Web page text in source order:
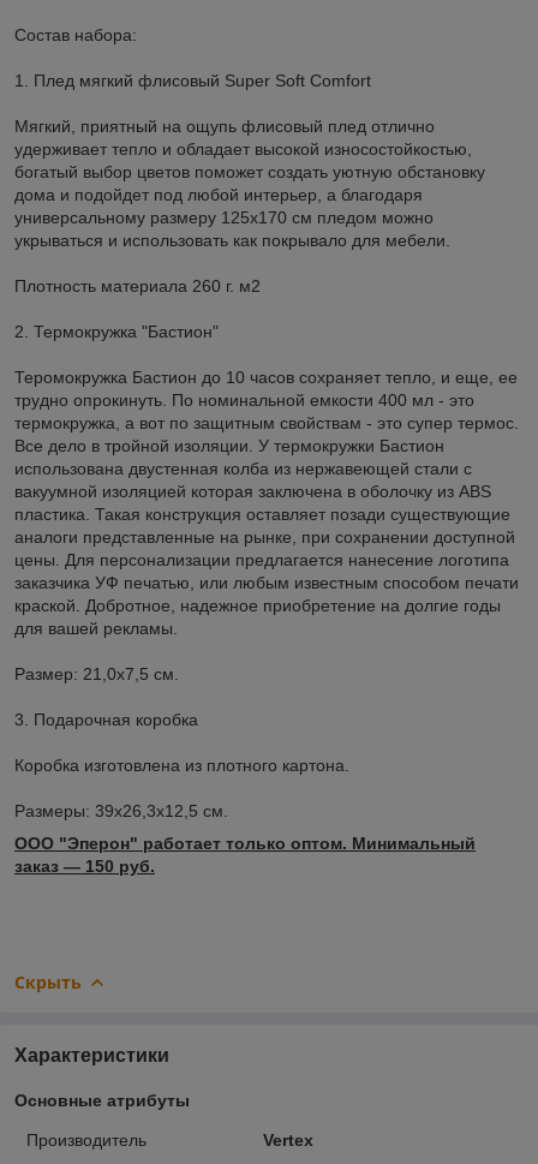
Состав набора:
1. Плед мягкий флисовый Super Soft Comfort
Мягкий, приятный на ощупь флисовый плед отлично
удерживает тепло и обладает высокой износостойкостью,
богатый выбор цветов поможет создать уютную обстановку
дома и подойдет под любой интерьер, а благодаря
универсальному размеру 125х170 см пледом можно
укрываться и использовать как покрывало для мебели.
Плотность материала 260 г. м2
2. Термокружка "Бастион"
Теромокружка Бастион до 10 часов сохраняет тепло, и еще, ее
трудно опрокинуть. По номинальной емкости 400 мл - это
термокружка, а вот по защитным свойствам - это супер термос.
Все дело в тройной изоляции. У термокружки Бастион
использована двустенная колба из нержавеющей стали с
вакуумной изоляцией которая заключена в оболочку из ABS
пластика. Такая конструкция оставляет позади существующие
аналоги представленные на рынке, при сохранении доступной
цены. Для персонализации предлагается нанесение логотипа
заказчика УФ печатью, или любым известным способом печати
краской. Добротное, надежное приобретение на долгие годы
для вашей рекламы.
Размер: 21,0x7,5 см.
3. Подарочная коробка
Коробка изготовлена из плотного картона.
Размеры: 39х26,3х12,5 см.
ООО "Эперон" работает только оптом. Минимальный
заказ ― 150 руб.
Скрыть
Характеристики
Основные атрибуты
Производитель Vertex